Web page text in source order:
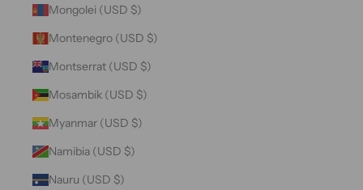
Mongolei (USD $)
Montenegro (USD $)
Montserrat (USD $)
Mosambik (USD $)
Myanmar (USD $)
Namibia (USD $)
Nauru (USD $)